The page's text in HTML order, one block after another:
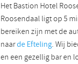
Turks
Het Bastion Hotel
Roosendaal ligt op 5
bereiken zijn met de
naarde Efteling. Wij
en een gezellig bar en